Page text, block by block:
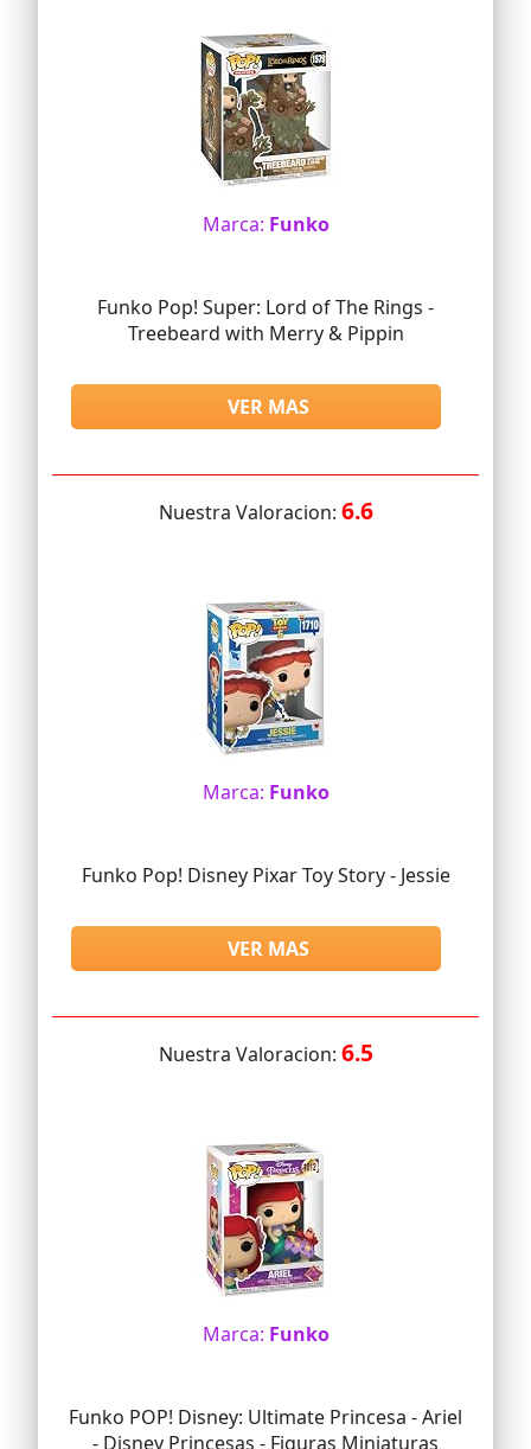
Marca: Funko
Funko Pop! Super: Lord of The Rings -
Treebeard with Merry & Pippin
VER MAS
Nuestra Valoracion: 6.6
Marca: Funko
Funko Pop! Disney Pixar Toy Story - Jessie
VER MAS
Nuestra Valoracion: 6.5
Marca: Funko
Funko POP! Disney: Ultimate Princesa - Ariel
- Disney Princesas - Figuras Miniaturas